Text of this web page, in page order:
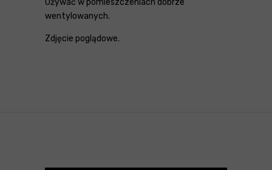
wentylowanych.
Zdjęcie poglądowe.